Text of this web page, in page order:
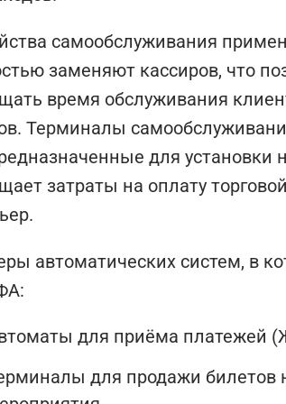
самообслуживания
заменяют кассиров, что
время обслуживания
Терминалы
для установки
затраты на оплату
автоматических систем, в
для приёма платежей
для продажи билетов